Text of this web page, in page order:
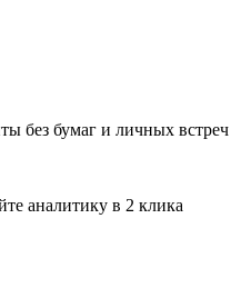
без бумаг и личных встреч
аналитику в 2 клика